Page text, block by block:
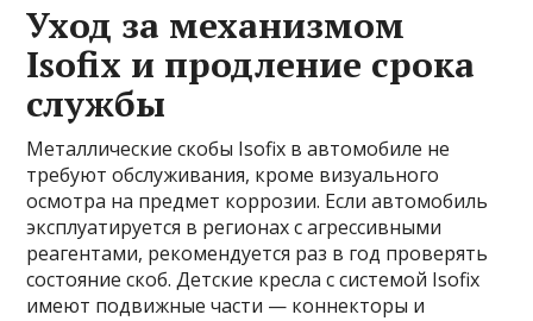
Уход за механизмом
Isofix и продление срока
службы
Металлические скобы Isofix в автомобиле не
требуют обслуживания, кроме визуального
осмотра на предмет коррозии. Если автомобиль
эксплуатируется в регионах с агрессивными
реагентами, рекомендуется раз в год проверять
состояние скоб. Детские кресла с системой Isofix
имеют подвижные части — коннекторы и